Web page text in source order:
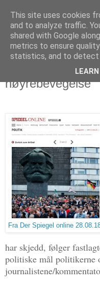
Politikus
torsdag 30. august
Tyskland: Ingen
høyrebevegelse
Fra Der Spiegel online
har skjedd, følger
politiske mål politikerne
journalistene/
This site uses cookies
and to analyze traffic.
shared with Google
metrics to ensure
statistics, and to detect